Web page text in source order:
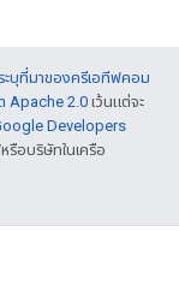
บุที่มาของครีเอทีฟคอม
Apache 2.0เว้นแต่จะ
Developers
รือบริษัทในเครือ